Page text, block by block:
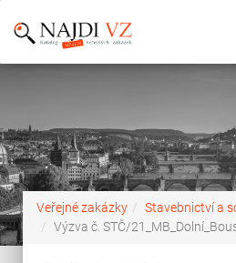
Veřejné zakázky
Stavebnictví a
Výzva č. STČ/